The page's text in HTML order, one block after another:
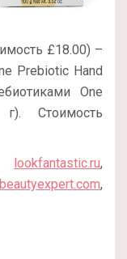
£18.00) –
Prebiotic Hand
One
Стоимость
lookfantastic.ru,
beautyexpert.com,